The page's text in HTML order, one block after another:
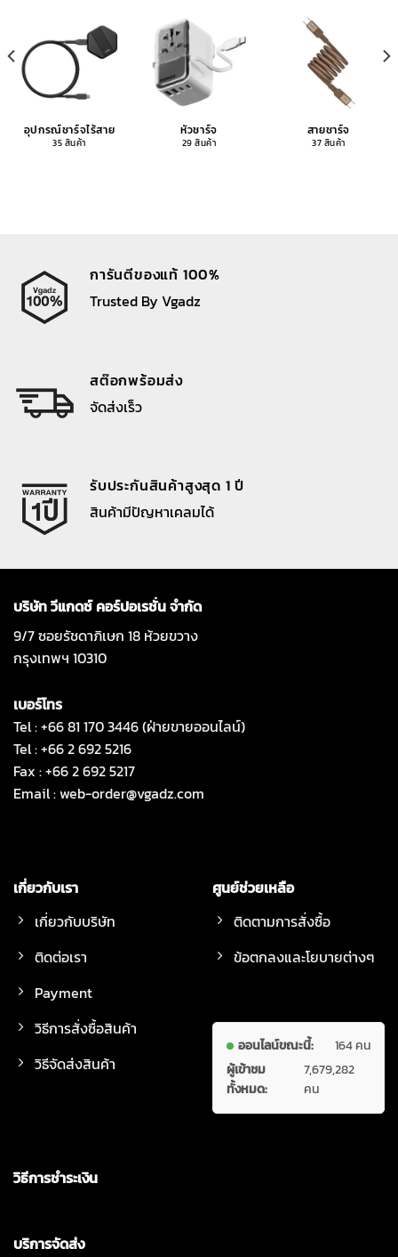
อุปกรณ์ชาร์จไร้สาย
35 สินค้า
หัวชาร์จ
29 สินค้า
สายชาร์จ
37 สินค้า
การันตีของแท้ 100%
Trusted By Vgadz
สต๊อกพร้อมส่ง
จัดส่งเร็ว
รับประกันสินค้าสูงสุด 1 ปี
สินค้ามีปัญหาเคลมได้
บริษัท วีแกดซ์ คอร์ปอเรชั่น จำกัด
9/7 ซอยรัชดาภิเษก 18 ห้วยขวาง
กรุงเทพฯ 10310
เบอร์โทร
Tel : +66 81 170 3446 (ฝ่ายขายออนไลน์)
Tel : +66 2 692 5216
Fax : +66 2 692 5217
Email :web-order@vgadz.com
เกี่ยวกับเรา
เกี่ยวกับบริษัท
ติดต่อเรา
Payment
วิธีการสั่งซื้อสินค้า
วิธีจัดส่งสินค้า
ศูนย์ช่วยเหลือ
ติดตามการสั่งซื้อ
ข้อตกลงและโยบายต่างๆ
ออนไลน์ขณะนี้:
164 คน
ผู้เข้าชม
ทั้งหมด:
7,679,282
คน
วิธีการชำระเงิน
บริการจัดส่ง